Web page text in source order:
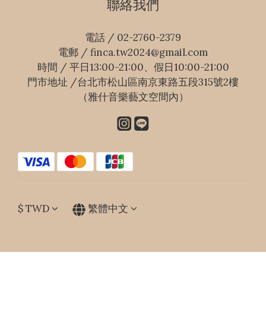
聯絡我們
電話 / 02-2760-2379
電郵 / finca.tw2024@gmail.com
時間 / 平日13:00-21:00、假日10:00-21:00
門市地址 /台北市松山區南京東路五段315號2樓
（雅什音樂藝文空間內）
$TWD 繁體中文